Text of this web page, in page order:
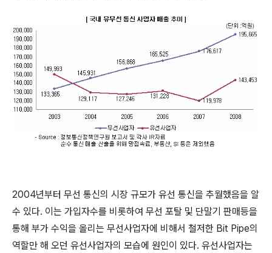
2004년부터 무선 통신의 시장 규모가 유선 통신을 추월했음을 알
수 있다. 이는 가입자수를 비롯하여 무선 포탈 및 단말기 판매등을
통해 부가 수익을 올리는 무선사업자에 비해서 철저한 Bit Pipe의
역할만 해 오던 유선사업자의 모습에 원인이 있다. 유선사업자는